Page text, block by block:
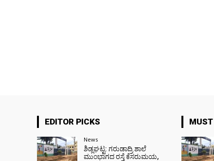
EDITOR PICKS
News
ಶಿಡ್ಲಘಟ್ಟ: ಗರುಡಾದ್ರಿ ಶಾಲೆ
ಮುಂಭಾಗದ ರಸ್ತೆ ಕೆಸರುಮಯ,
MUST